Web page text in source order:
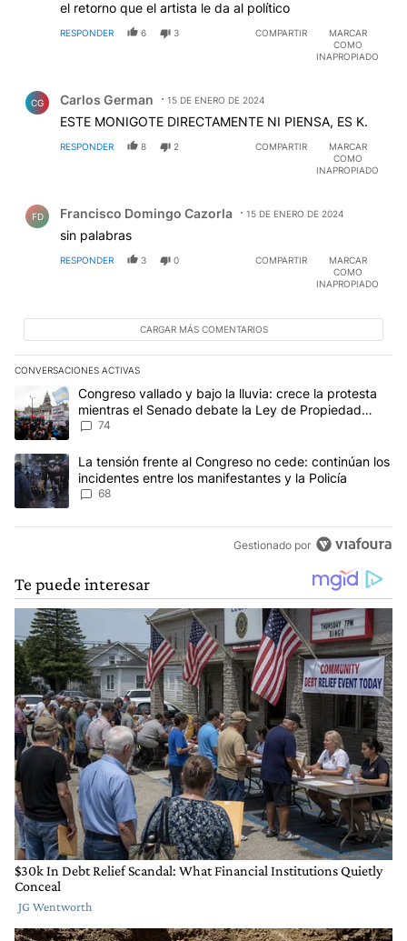
el retorno que el artista le da al político
RESPONDER 6 3 COMPARTIR
MARCAR
COMO
INAPROPIADO
CG Carlos German 15 DE ENERO DE 2024
ESTE MONIGOTE DIRECTAMENTE NI PIENSA, ES K.
RESPONDER 8 2 COMPARTIR
MARCAR
COMO
INAPROPIADO
FD Francisco Domingo Cazorla 15 DE ENERO DE 2024
sin palabras
RESPONDER 3 0 COMPARTIR
MARCAR
COMO
INAPROPIADO
CARGAR MÁS COMENTARIOS
CONVERSACIONES ACTIVAS
Este listado muestra los artículos con más comentarios en los
Un artículo de tendencia con el título "Congreso vallado y bajo
Congreso vallado y bajo la lluvia: crece la protesta
mientras el Senado debate la Ley de Propiedad
Privada
74
Un artículo de tendencia con el título "La tensión frente al
La tensión frente al Congreso no cede: continúan los
incidentes entre los manifestantes y la Policía
68
Gestionado por